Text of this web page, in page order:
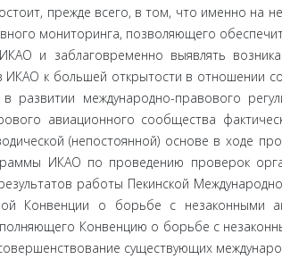
прежде всего, в том, что именно на
мониторинга, по­зволяющего
и заблаговременно вы­являть
ИКАО к большей открытости в от­ношении
развитии международно-правового
авиационного сообщества
(непостоянной) основе в ходе
ИКАО по проведению проверок
работы Пекинской
Конвенции о борьбе с незаконными
Конвенцию о борьбе с
существующих